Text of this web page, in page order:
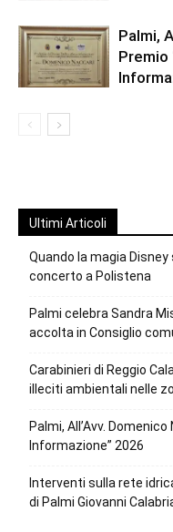
Palmi,
Premio
Ultimi Articoli
Quando la magia
concerto a Polistena
Palmi celebra Sandra
accolta in Consiglio
Carabinieri di Reggio
illeciti ambientali nelle
Palmi, All’Avv.
Informazione” 2026
Interventi sulla rete
di Palmi Giovanni